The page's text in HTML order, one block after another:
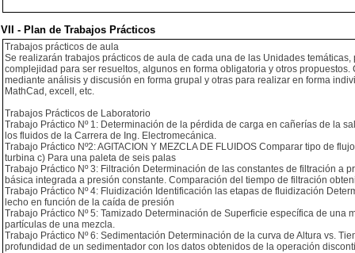
VII - Plan de Trabajos Prácticos
Trabajos prácticos de aula
Se realizarán trabajos prácticos de aula de cada una de las Unidades
complejidad para ser resueltos, algunos en forma obligatoria y otros
mediante análisis y discusión en forma grupal y otras para realizar en forma
MathCad, excell, etc.
Trabajos Prácticos de Laboratorio
Trabajo Práctico Nº 1: Determinación de la pérdida de carga en cañerías de la
los fluidos de la Carrera de Ing. Electromecánica.
Trabajo Práctico Nº2: AGITACION Y MEZCLA DE FLUIDOS Comparar tipo de
turbina c) Para una paleta de seis palas
Trabajo Práctico Nº 3: Filtración Determinación de las constantes de filtración
básica integrada a presión constante. Comparación del tiempo de filtración
Trabajo Práctico Nº 4: Fluidización Identificación las etapas de fluidización
lecho en función de la caída de presión
Trabajo Práctico Nº 5: Tamizado Determinación de Superficie específica de
partículas de una mezcla.
Trabajo Práctico Nº 6: Sedimentación Determinación de la curva de Altura vs.
profundidad de un sedimentador con los datos obtenidos de la operación